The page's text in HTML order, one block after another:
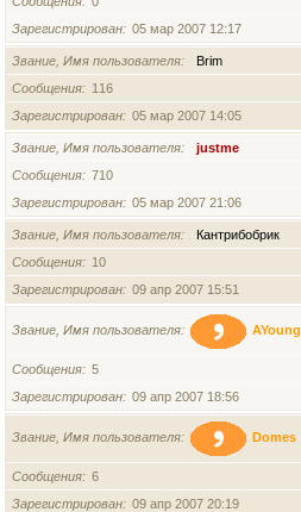
Зарегистрирован
05 мар 2007 12:17
Звание, Имя пользователя
Brim
Сообщения
116
Зарегистрирован
05 мар 2007 14:05
Звание, Имя пользователя
justme
Сообщения
710
Зарегистрирован
05 мар 2007 21:06
Звание, Имя пользователя
Кантрибобрик
Сообщения
10
Зарегистрирован
09 апр 2007 15:51
Звание, Имя пользователя AYoung
Сообщения
5
Зарегистрирован
09 апр 2007 18:56
Звание, Имя пользователя Domes
Сообщения
6
Зарегистрирован
09 апр 2007 20:19